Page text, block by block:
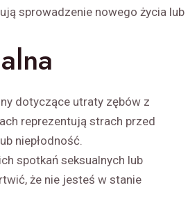
sprowadzenie nowego życia lub
dotyczące utraty zębów z
reprezentują strach przed
niepłodność.
spotkań seksualnych lub
że nie jesteś w stanie